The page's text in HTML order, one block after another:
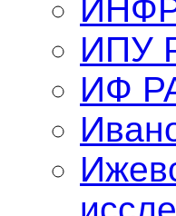
ИПУ
ИФ